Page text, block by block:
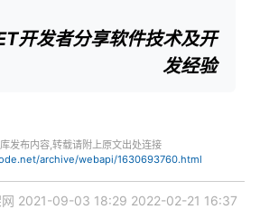
开发者分享软件技术及开
发经验
发布内容,转载请附上原文出处连接
archive/webapi/1630693760.html
2021-09-03 18:29 2022-02-21 16:37